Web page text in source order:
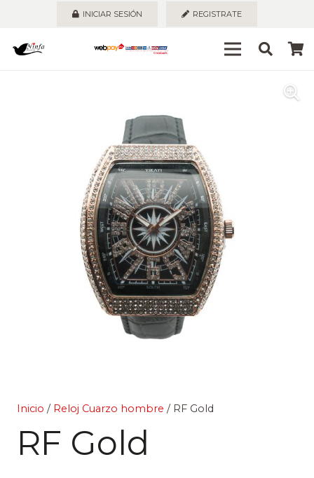
INICIAR SESIÓN REGISTRATE
Inicio / Reloj Cuarzo hombre / RF Gold
RF Gold